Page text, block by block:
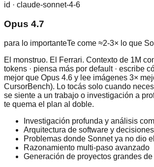
id · claude-sonnet-4-6
Opus 4.7
para lo importanteTe come ≈2-3× lo que
El monstruo. El Ferrari. Contexto de 1M
tokens · piensa más por default · escribe
mejor que Opus 4.6 y lee imágenes 3×
CursorBench). Lo tocás solo cuando
se siente a un trabajo o investigación a
te quema el plan al doble.
Investigación profunda y análisis
Arquitectura de software y
Problemas donde Sonnet ya no dio
Razonamiento multi-paso avanzado
Generación de proyectos grandes